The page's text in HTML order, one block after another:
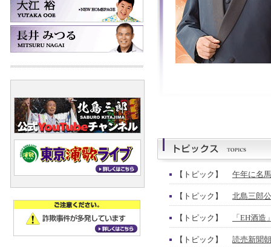
【トピック】 午年に名
【トピック】 北島三郎
【トピック】 「EH酒
【トピック】 読売新聞